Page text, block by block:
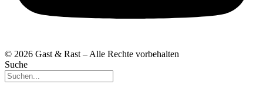
© 2026 Gast & Rast – Alle Rechte vorbehalten
Suche